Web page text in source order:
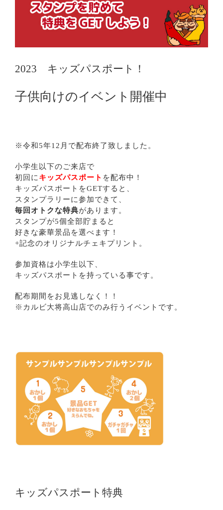
g
2023 キッズパスポート！
子供向けのイベント開催中
※令和5年12月で配布終了致しました。
小学生以下のご来店で
初回に キッズパスポート を配布中！
キッズパスポートをGETすると、
スタンプラリーに参加できて、
毎回オトクな特典があります。
スタンプが5個全部貯まると
好きな豪華景品を選べます！
+記念のオリジナルチェキプリント。
参加資格は小学生以下、
キッズパスポートを持っている事です。
配布期間をお見逃しなく！！
※カルビ大将高山店でのみ行うイベントです。
キッズパスポート特典